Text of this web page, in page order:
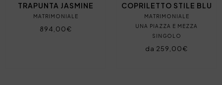
TRAPUNTA JASMINE
MATRIMONIALE
894,00€
COPRILETTO STILE BLU
MATRIMONIALE
UNA PIAZZA E MEZZA
SINGOLO
da 259,00€